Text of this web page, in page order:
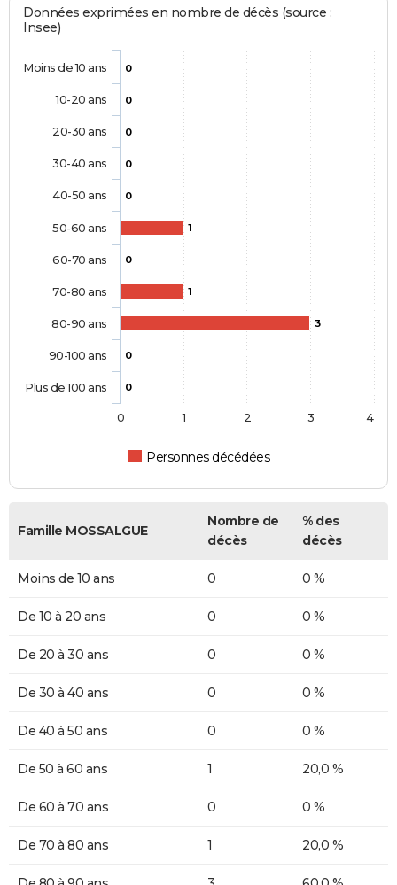
Données exprimées en nombre de décès (source :
Insee)
0
0
0
0
0
1
0
1
3
0
0
Personnes décédées
Moins de 10 ans
10-20 ans
20-30 ans
30-40 ans
40-50 ans
50-60 ans
60-70 ans
70-80 ans
80-90 ans
90-100 ans
Plus de 100 ans
0 1 2 3 4
Famille MOSSALGUE
Nombre de
décès
% des
décès
Moins de 10 ans 0 0 %
De 10 à 20 ans 0 0 %
De 20 à 30 ans 0 0 %
De 30 à 40 ans 0 0 %
De 40 à 50 ans 0 0 %
De 50 à 60 ans 1 20,0 %
De 60 à 70 ans 0 0 %
De 70 à 80 ans 1 20,0 %